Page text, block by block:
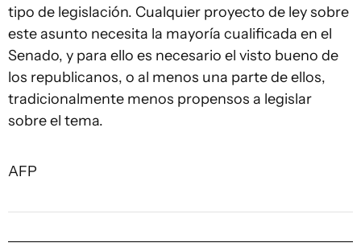
tipo de legislación. Cualquier proyecto de ley sobre
este asunto necesita la mayoría cualificada en el
Senado, y para ello es necesario el visto bueno de
los republicanos, o al menos una parte de ellos,
tradicionalmente menos propensos a legislar
sobre el tema.
AFP